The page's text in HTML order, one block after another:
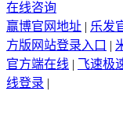
在线咨询
赢博官网地址 | 乐发
方版网站登录入口 |
官方端在线 | 飞速极
线登录 |